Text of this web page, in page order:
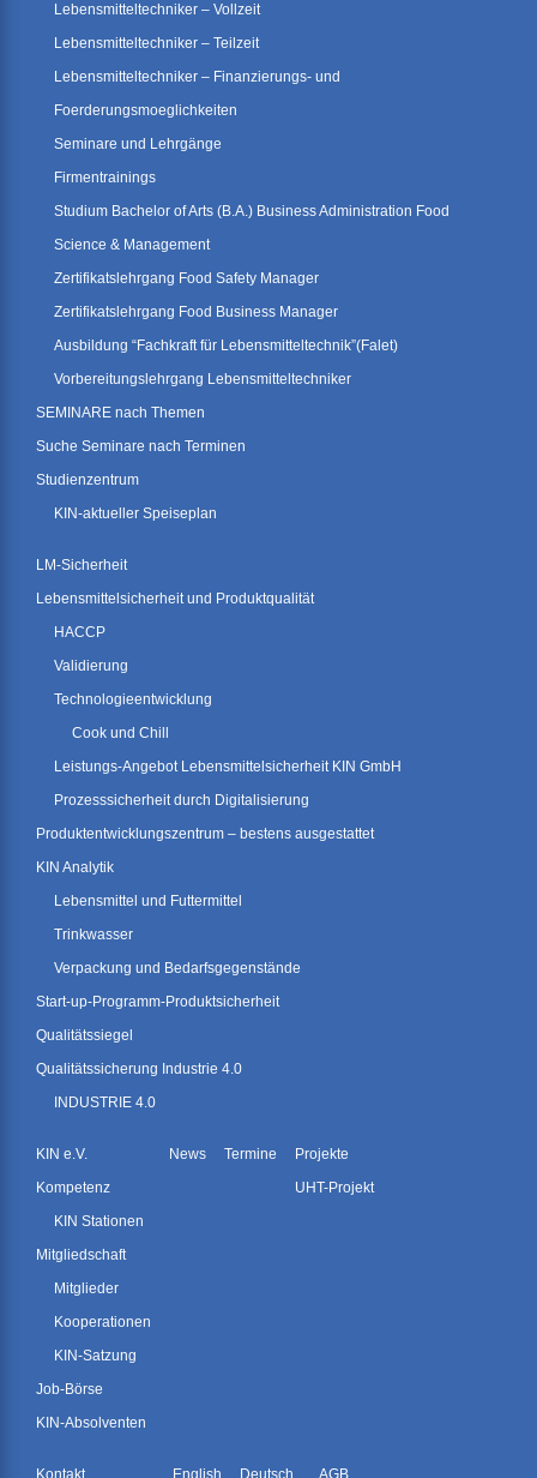
Lebensmitteltechniker – Vollzeit
Lebensmitteltechniker – Teilzeit
Lebensmitteltechniker – Finanzierungs- und
Foerderungsmoeglichkeiten
Seminare und Lehrgänge
Firmentrainings
Studium Bachelor of Arts (B.A.) Business Administration Food
Science & Management
Zertifikatslehrgang Food Safety Manager
Zertifikatslehrgang Food Business Manager
Ausbildung “Fachkraft für Lebensmitteltechnik”(Falet)
Vorbereitungslehrgang Lebensmitteltechniker
SEMINARE nach Themen
Suche Seminare nach Terminen
Studienzentrum
KIN-aktueller Speiseplan
LM-Sicherheit
Lebensmittelsicherheit und Produktqualität
HACCP
Validierung
Technologieentwicklung
Cook und Chill
Leistungs-Angebot Lebensmittelsicherheit KIN GmbH
Prozesssicherheit durch Digitalisierung
Produktentwicklungszentrum – bestens ausgestattet
KIN Analytik
Lebensmittel und Futtermittel
Trinkwasser
Verpackung und Bedarfsgegenstände
Start-up-Programm-Produktsicherheit
Qualitätssiegel
Qualitätssicherung Industrie 4.0
INDUSTRIE 4.0
KIN e.V.
Kompetenz
KIN Stationen
Mitgliedschaft
Mitglieder
Kooperationen
KIN-Satzung
Job-Börse
KIN-Absolventen
News Termine
Projekte
UHT-Projekt
Kontakt English Deutsch AGB